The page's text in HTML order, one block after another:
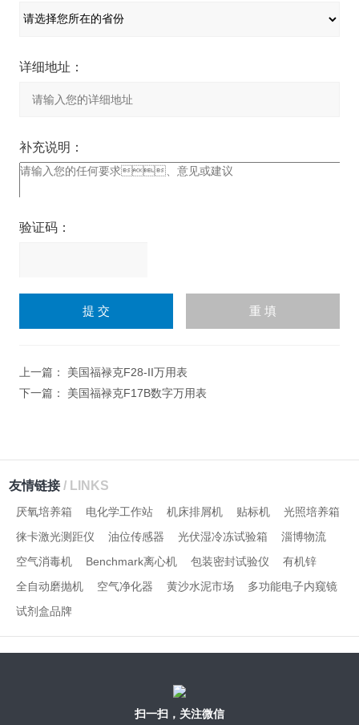
详细地址：
补充说明：
验证码：
上一篇： 美国福禄克F28-II万用表
下一篇： 美国福禄克F17B数字万用表
友情链接/ LINKS
厌氧培养箱 电化学工作站 机床排屑机 贴标机
光照培养箱
徕卡激光测距仪
油位传感器 光伏湿冷冻试验箱
淄博物流
空气消毒机
Benchmark离心机 包装密封试验仪
有机锌
全自动磨抛机
空气净化器 黄沙水泥市场
多功能电子内窥镜
试剂盒品牌
扫一扫，关注微信